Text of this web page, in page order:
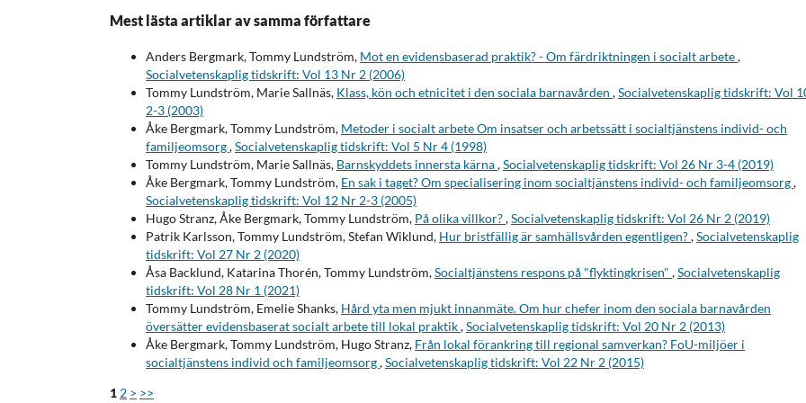
Mest lästa artiklar av samma författare
Anders Bergmark, Tommy Lundström, Mot en evidensbaserad praktik? - Om färdriktningen i socialt arbete,
Socialvetenskaplig tidskrift: Vol 13 Nr 2 (2006)
Tommy Lundström, Marie Sallnäs, Klass, kön och etnicitet i den sociala barnavården ,Socialvetenskaplig tidskrift: Vol
2-3 (2003)
Åke Bergmark, Tommy Lundström, Metoder i socialt arbete Om insatser och arbetssätt i socialtjänstens individ- och
familjeomsorg,Socialvetenskaplig tidskrift: Vol 5 Nr 4 (1998)
Tommy Lundström, Marie Sallnäs, Barnskyddets innersta kärna,Socialvetenskaplig tidskrift: Vol 26 Nr 3-4 (2019)
Åke Bergmark, Tommy Lundström, En sak i taget? Om specialisering inom socialtjänstens individ- och familjeomsorg,
Socialvetenskaplig tidskrift: Vol 12 Nr 2-3 (2005)
Hugo Stranz, Åke Bergmark, Tommy Lundström, På olika villkor?,Socialvetenskaplig tidskrift: Vol 26 Nr 2 (2019)
Patrik Karlsson, Tommy Lundström, Stefan Wiklund, Hur bristfällig är samhällsvården egentligen?,Socialvetenskaplig
tidskrift: Vol 27 Nr 2 (2020)
Åsa Backlund, Katarina Thorén, Tommy Lundström,Socialtjänstens respons på "flyktingkrisen" ,Socialvetenskaplig
tidskrift: Vol 28 Nr 1 (2021)
Tommy Lundström, Emelie Shanks, Hård yta men mjukt innanmäte. Om hur chefer inom den sociala barnavården
översätter evidensbaserat socialt arbete till lokal praktik,Socialvetenskaplig tidskrift: Vol 20 Nr 2 (2013)
Åke Bergmark, Tommy Lundström, Hugo Stranz, Från lokal förankring till regional samverkan? FoU­-miljöer i
socialtjänstens individ­ och familjeomsorg,Socialvetenskaplig tidskrift: Vol 22 Nr 2 (2015)
1 2 > >>